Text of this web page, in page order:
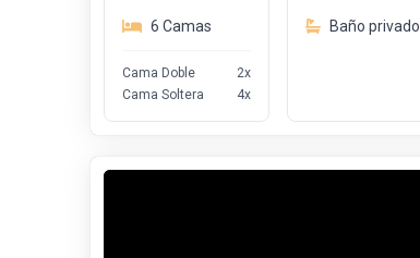
6 Camas
Cama Doble 2x
Cama Soltera
4x
Baño privado